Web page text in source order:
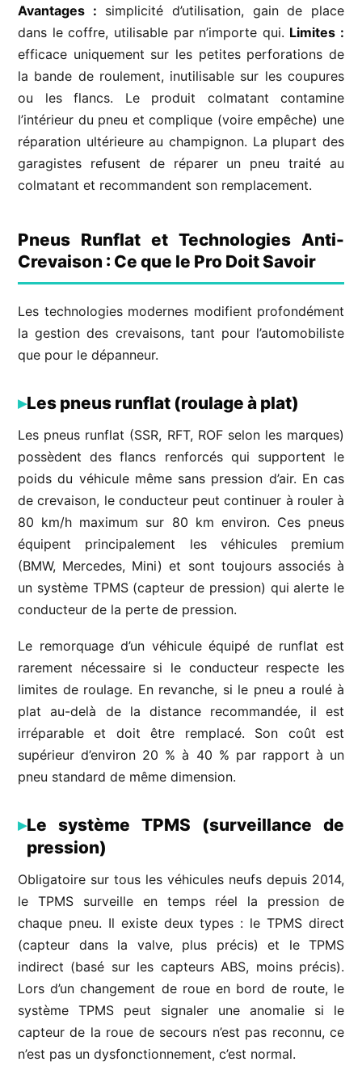
Avantages : simplicité d’utilisation, gain de place
dans le coffre, utilisable par n’importe qui. Limites :
efficace uniquement sur les petites perforations de
la bande de roulement, inutilisable sur les coupures
ou les flancs. Le produit colmatant contamine
l’intérieur du pneu et complique (voire empêche) une
réparation ultérieure au champignon. La plupart des
garagistes refusent de réparer un pneu traité au
colmatant et recommandent son remplacement.
Pneus Runflat et Technologies Anti-
Crevaison : Ce que le Pro Doit Savoir
Les technologies modernes modifient profondément
la gestion des crevaisons, tant pour l’automobiliste
que pour le dépanneur.
Les pneus runflat (roulage à plat)
Les pneus runflat (SSR, RFT, ROF selon les marques)
possèdent des flancs renforcés qui supportent le
poids du véhicule même sans pression d’air. En cas
de crevaison, le conducteur peut continuer à rouler à
80 km/h maximum sur 80 km environ. Ces pneus
équipent principalement les véhicules premium
(BMW, Mercedes, Mini) et sont toujours associés à
un système TPMS (capteur de pression) qui alerte le
conducteur de la perte de pression.
Le remorquage d’un véhicule équipé de runflat est
rarement nécessaire si le conducteur respecte les
limites de roulage. En revanche, si le pneu a roulé à
plat au-delà de la distance recommandée, il est
irréparable et doit être remplacé. Son coût est
supérieur d’environ 20 % à 40 % par rapport à un
pneu standard de même dimension.
Le système TPMS (surveillance de
pression)
Obligatoire sur tous les véhicules neufs depuis 2014,
le TPMS surveille en temps réel la pression de
chaque pneu. Il existe deux types : le TPMS direct
(capteur dans la valve, plus précis) et le TPMS
indirect (basé sur les capteurs ABS, moins précis).
Lors d’un changement de roue en bord de route, le
système TPMS peut signaler une anomalie si le
capteur de la roue de secours n’est pas reconnu, ce
n’est pas un dysfonctionnement, c’est normal.